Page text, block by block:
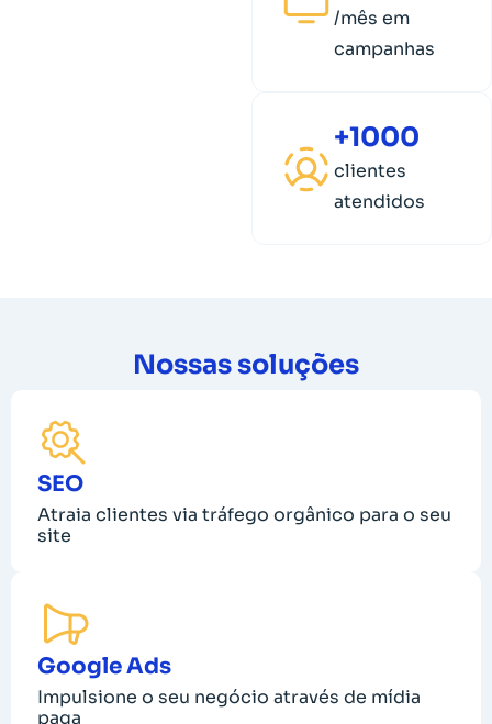
/mês em
campanhas
+1000
clientes
atendidos
Nossas soluções
SEO
Atraia clientes via tráfego orgânico para o seu
site
Google Ads
Impulsione o seu negócio através de mídia
paga